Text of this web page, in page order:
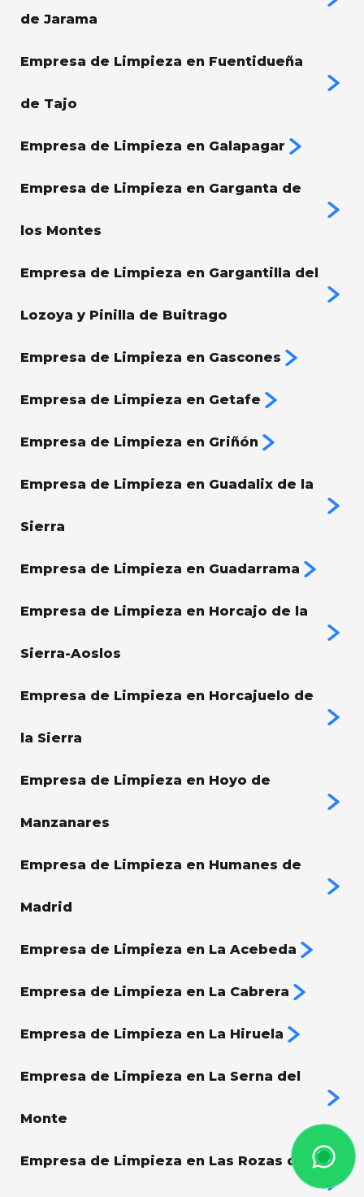
de Jarama
Empresa de Limpieza en Fuentidueña
de Tajo
Empresa de Limpieza en Galapagar
Empresa de Limpieza en Garganta de
los Montes
Empresa de Limpieza en Gargantilla del
Lozoya y Pinilla de Buitrago
Empresa de Limpieza en Gascones
Empresa de Limpieza en Getafe
Empresa de Limpieza en Griñón
Empresa de Limpieza en Guadalix de la
Sierra
Empresa de Limpieza en Guadarrama
Empresa de Limpieza en Horcajo de la
Sierra-Aoslos
Empresa de Limpieza en Horcajuelo de
la Sierra
Empresa de Limpieza en Hoyo de
Manzanares
Empresa de Limpieza en Humanes de
Madrid
Empresa de Limpieza en La Acebeda
Empresa de Limpieza en La Cabrera
Empresa de Limpieza en La Hiruela
Empresa de Limpieza en La Serna del
Monte
Empresa de Limpieza en Las Rozas de